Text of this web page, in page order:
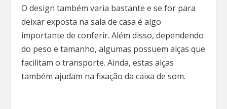
O design também varia bastante e se for para
deixar exposta na sala de casa é algo
importante de conferir. Além disso, dependendo
do peso e tamanho, algumas possuem alças que
facilitam o transporte. Ainda, estas alças
também ajudam na fixação da caixa de som.